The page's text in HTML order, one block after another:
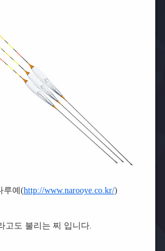
루예(http://www.narooye.co.kr/)
고도 불리는 찌 입니다.